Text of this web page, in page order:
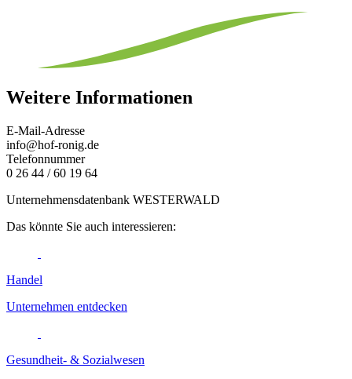
Weitere Informationen
E-Mail-Adresse
info@hof-ronig.de
Telefonnummer
0 26 44 / 60 19 64
Unternehmensdatenbank WESTERWALD
Das könnte Sie auch interessieren:
Handel
Unternehmen entdecken
Gesundheit- & Sozialwesen